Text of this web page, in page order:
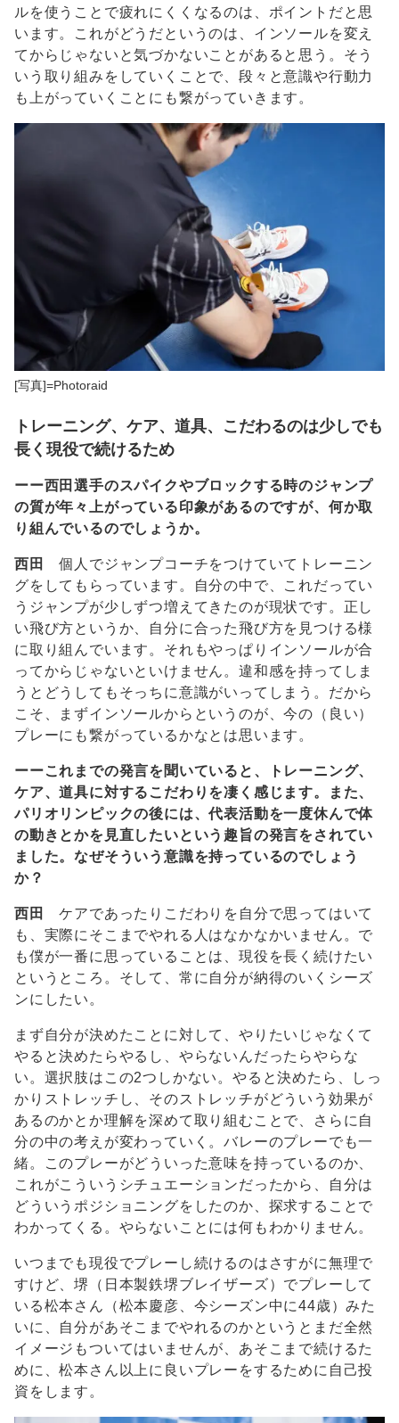
ルを使うことで疲れにくくなるのは、ポイントだと思
います。これがどうだというのは、インソールを変え
てからじゃないと気づかないことがあると思う。そう
いう取り組みをしていくことで、段々と意識や行動力
も上がっていくことにも繋がっていきます。
[写真]=Photoraid
トレーニング、ケア、道具、こだわるのは少しでも
長く現役で続けるため
ーー西田選手のスパイクやブロックする時のジャンプ
の質が年々上がっている印象があるのですが、何か取
り組んでいるのでしょうか。
西田個人でジャンプコーチをつけていてトレーニン
グをしてもらっています。自分の中で、これだってい
うジャンプが少しずつ増えてきたのが現状です。正し
い飛び方というか、自分に合った飛び方を見つける様
に取り組んでいます。それもやっぱりインソールが合
ってからじゃないといけません。違和感を持ってしま
うとどうしてもそっちに意識がいってしまう。だから
こそ、まずインソールからというのが、今の（良い）
プレーにも繋がっているかなとは思います。
ーーこれまでの発言を聞いていると、トレーニング、
ケア、道具に対するこだわりを凄く感じます。また、
パリオリンピックの後には、代表活動を一度休んで体
の動きとかを見直したいという趣旨の発言をされてい
ました。なぜそういう意識を持っているのでしょう
か？
西田ケアであったりこだわりを自分で思ってはいて
も、実際にそこまでやれる人はなかなかいません。で
も僕が一番に思っていることは、現役を長く続けたい
というところ。そして、常に自分が納得のいくシーズ
ンにしたい。
まず自分が決めたことに対して、やりたいじゃなくて
やると決めたらやるし、やらないんだったらやらな
い。選択肢はこの2つしかない。やると決めたら、しっ
かりストレッチし、そのストレッチがどういう効果が
あるのかとか理解を深めて取り組むことで、さらに自
分の中の考えが変わっていく。バレーのプレーでも一
緒。このプレーがどういった意味を持っているのか、
これがこういうシチュエーションだったから、自分は
どういうポジショニングをしたのか、探求することで
わかってくる。やらないことには何もわかりません。
いつまでも現役でプレーし続けるのはさすがに無理で
すけど、堺（日本製鉄堺ブレイザーズ）でプレーして
いる松本さん（松本慶彦、今シーズン中に44歳）みた
いに、自分があそこまでやれるのかというとまだ全然
イメージもついてはいませんが、あそこまで続けるた
めに、松本さん以上に良いプレーをするために自己投
資をします。